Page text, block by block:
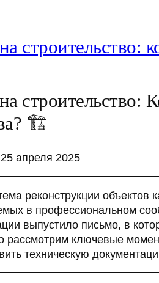
строительство:
строительство:
🏗️
25 апреля 2025
реконструкции объектов
в профессиональном
выпустило письмо, в
рассмотрим ключевые
техническую